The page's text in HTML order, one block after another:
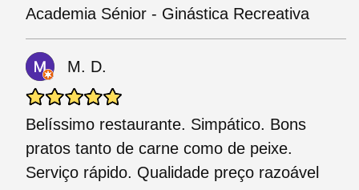
Academia Sénior - Ginástica Recreativa
M. D.
Belíssimo restaurante. Simpático. Bons
pratos tanto de carne como de peixe.
Serviço rápido. Qualidade preço razoável